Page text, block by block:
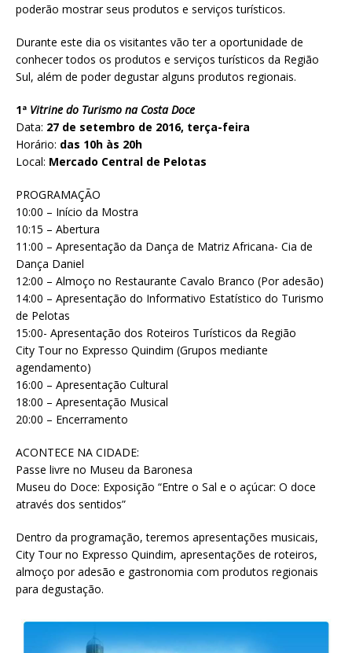
poderão mostrar seus produtos e serviços turísticos.
Durante este dia os visitantes vão ter a oportunidade de
conhecer todos os produtos e serviços turísticos da Região
Sul, além de poder degustar alguns produtos regionais.
1ª Vitrine do Turismo na Costa Doce
Data: 27 de setembro de 2016, terça-feira
Horário: das 10h às 20h
Local: Mercado Central de Pelotas
PROGRAMAÇÃO
10:00 – Início da Mostra
10:15 – Abertura
11:00 – Apresentação da Dança de Matriz Africana- Cia de
Dança Daniel
12:00 – Almoço no Restaurante Cavalo Branco (Por adesão)
14:00 – Apresentação do Informativo Estatístico do Turismo
de Pelotas
15:00- Apresentação dos Roteiros Turísticos da Região
City Tour no Expresso Quindim (Grupos mediante
agendamento)
16:00 – Apresentação Cultural
18:00 – Apresentação Musical
20:00 – Encerramento
ACONTECE NA CIDADE:
Passe livre no Museu da Baronesa
Museu do Doce: Exposição “Entre o Sal e o açúcar: O doce
através dos sentidos”
Dentro da programação, teremos apresentações musicais,
City Tour no Expresso Quindim, apresentações de roteiros,
almoço por adesão e gastronomia com produtos regionais
para degustação.